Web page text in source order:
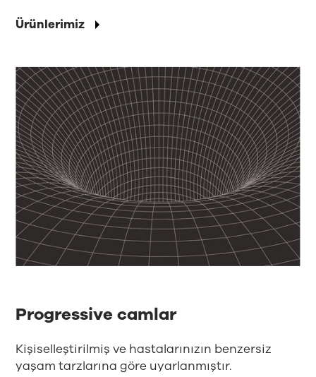
Ürünlerimiz
Progressive camlar
Kişiselleştirilmiş ve hastalarınızın benzersiz
yaşam tarzlarına göre uyarlanmıştır.